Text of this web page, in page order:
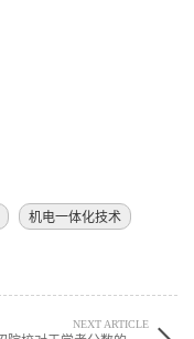
机电一体化技术
NEXT ARTICLE